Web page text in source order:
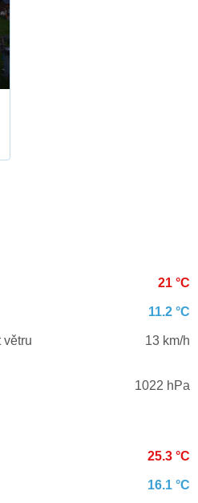
21 °C
11.2 °C
větru
13 km/h
1022 hPa
25.3 °C
16.1 °C